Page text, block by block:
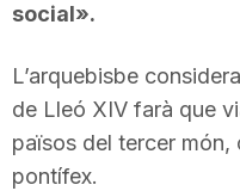
social».
L’arquebisbe
de Lleó XIV farà que
països del tercer món,
pontífex.